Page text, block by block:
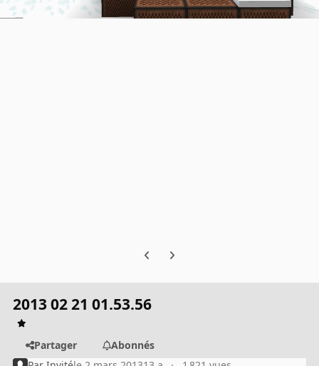
Previous carousel slide
Next carousel slide
2013 02 21 01.53.56
Partager
Abonnés